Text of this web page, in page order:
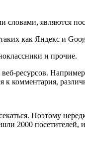
являются
как Яндекс и
и прочие.
ресурсов.
комментария,
Поэтому
2000 посетителей,